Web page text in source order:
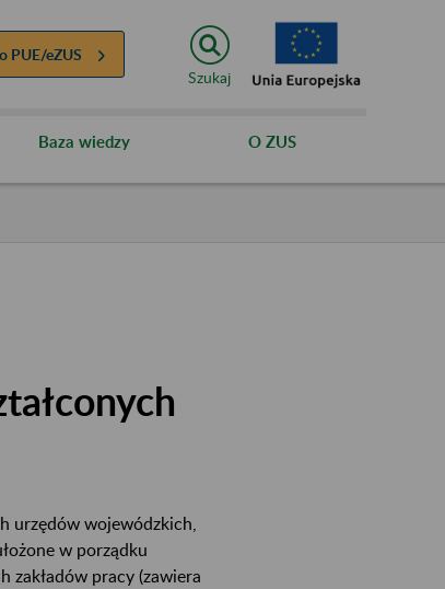
PUE/eZUS
Szukaj
Baza wiedzy O ZUS
urzędów wojewódzkich,
w porządku
zakładów pracy (zawiera